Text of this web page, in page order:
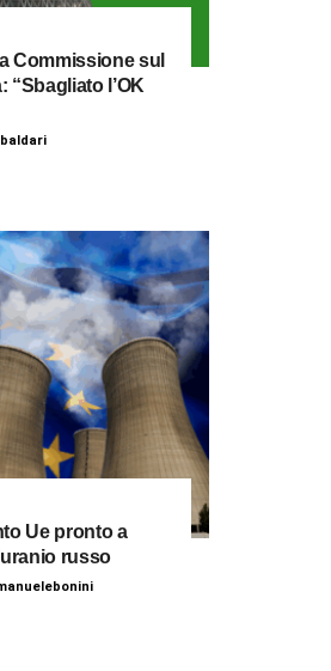
Commissione sul
“Sbagliato l’OK
Ue pronto a
russo